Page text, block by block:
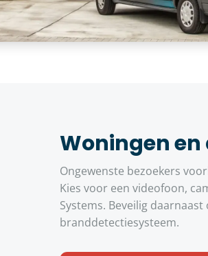
Woningen
Ongewenste bezoekers
Kies voor een videofoon,
Systems. Beveilig
branddetectiesysteem.